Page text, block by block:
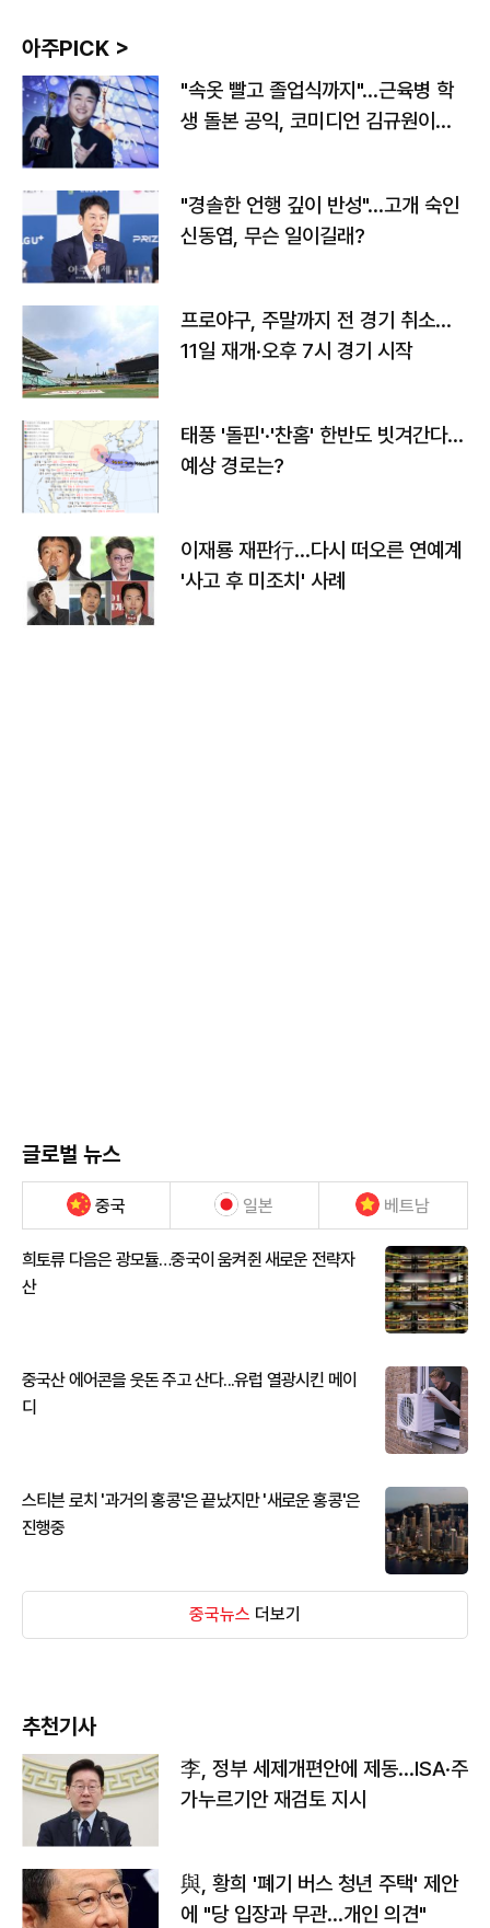
아주PICK >
"속옷 빨고 졸업식까지"…근육병 학
생 돌본 공익, 코미디언 김규원이었
"경솔한 언행 깊이 반성"…고개 숙인
신동엽, 무슨 일이길래?
프로야구, 주말까지 전 경기 취소…
11일 재개·오후 7시 경기 시작
태풍 '돌핀'·'찬홈' 한반도 빗겨간다…
예상 경로는?
이재룡 재판行…다시 떠오른 연예계
'사고 후 미조치' 사례
글로벌 뉴스
중국 일본 베트남
희토류 다음은 광모듈…중국이 움켜쥔 새로운 전략자
산
중국산 에어콘을 웃돈 주고 산다...유럽 열광시킨 메이
디
스티븐 로치 '과거의 홍콩'은 끝났지만 '새로운 홍콩'은
진행중
중국뉴스 더보기
추천기사
李, 정부 세제개편안에 제동…ISA·주
가누르기안 재검토 지시
與, 황희 '폐기 버스 청년 주택' 제안
에 "당 입장과 무관…개인 의견"